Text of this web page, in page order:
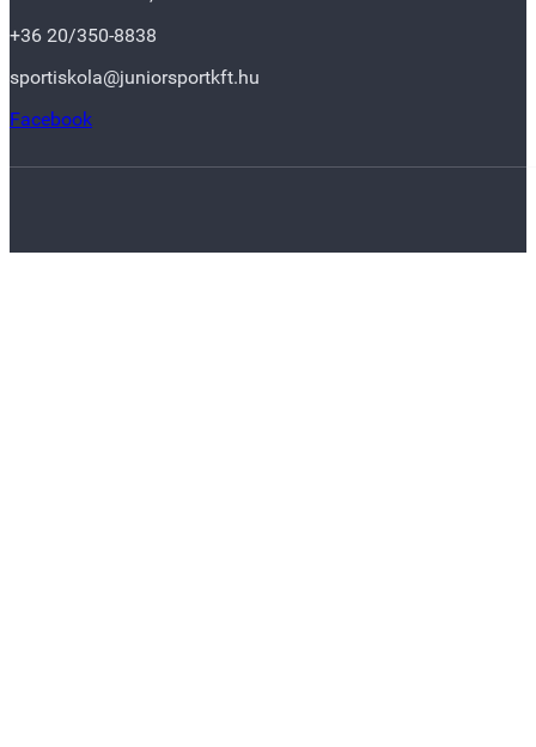
+36 20/350-8838
sportiskola@juniorsportkft.hu
Facebook